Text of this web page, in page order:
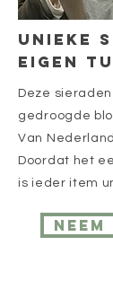
Unieke
eigen
Deze
gedroogde
Van
Doordat het
is ieder item